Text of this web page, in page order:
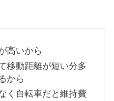
高いから
移動距離が短い分多
から
く自転車だと維持費